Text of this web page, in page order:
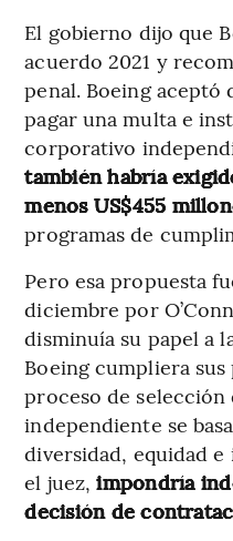
El gobierno dijo que
acuerdo 2021 y
penal. Boeing aceptó
pagar una multa e
corporativo
también habría
menos US$455
programas de
Pero esa propuesta
diciembre por
disminuía su papel a
Boeing cumpliera sus
proceso de
independiente se
diversidad, equidad
el juez, impondría
decisión de